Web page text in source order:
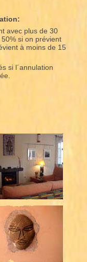
avec plus de 30
si on prévient
à moins de 15
si l´annulation